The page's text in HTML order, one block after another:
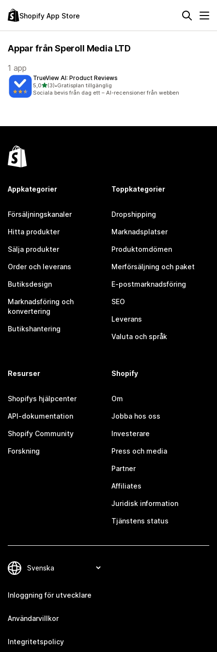
Shopify App Store
Appar från Speroll Media LTD
1 app
TrueView AI: Product Reviews
5,0av 5 stjärnor
(3)
3 recensioner totalt
•Gratisplan tillgänglig
Sociala bevis från dag ett – AI-recensioner från webben
Appkategorier
Försäljningskanaler
Hitta produkter
Sälja produkter
Order och leverans
Butiksdesign
Marknadsföring och
konvertering
Butikshantering
Toppkategorier
Dropshipping
Marknadsplatser
Produktomdömen
Merförsäljning och paket
E-postmarknadsföring
SEO
Leverans
Valuta och språk
Resurser
Shopifys hjälpcenter
API-dokumentation
Shopify Community
Forskning
Shopify
Om
Jobba hos oss
Investerare
Press och media
Partner
Affiliates
Juridisk information
Tjänstens status
Inloggning för utvecklare
Användarvillkor
Integritetspolicy